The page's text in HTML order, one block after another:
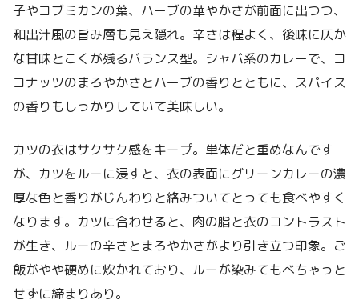
子やコブミカンの葉、ハーブの華やかさが前面に出つつ、
和出汁風の旨み層も見え隠れ。辛さは程よく、後味に仄か
な甘味とこくが残るバランス型。シャバ系のカレーで、コ
コナッツのまろやかさとハーブの香りとともに、スパイス
の香りもしっかりしていて美味しい。
カツの衣はサクサク感をキープ。単体だと重めなんです
が、カツをルーに浸すと、衣の表面にグリーンカレーの濃
厚な色と香りがじんわりと絡みついてとっても食べやすく
なります。カツに合わせると、肉の脂と衣のコントラスト
が生き、ルーの辛さとまろやかさがより引き立つ印象。ご
飯がやや硬めに炊かれており、ルーが染みてもべちゃっと
せずに締まりあり。